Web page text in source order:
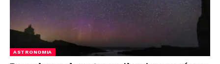
ASTRONOMIA